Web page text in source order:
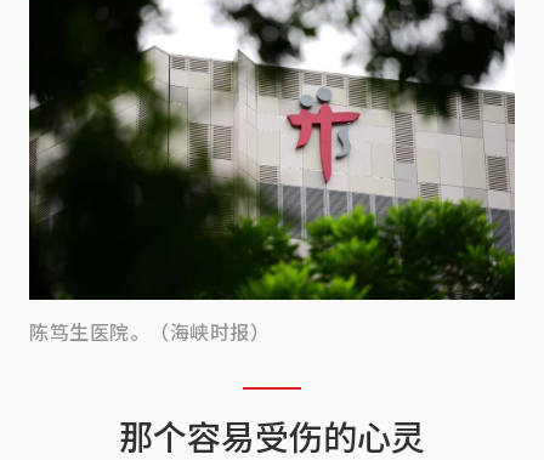
陈笃生医院。（海峡时报）
那个容易受伤的心灵